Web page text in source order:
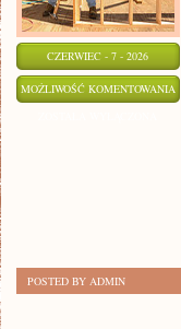
CZERWIEC - 7 - 2026
MOŻLIWOŚĆ KOMENTOWANIA
POSTED BY ADMIN